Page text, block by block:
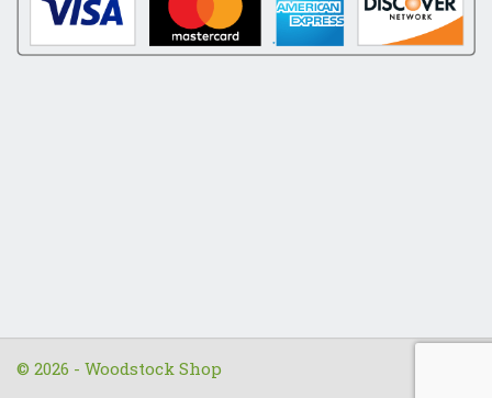
© 2026 - Woodstock Shop